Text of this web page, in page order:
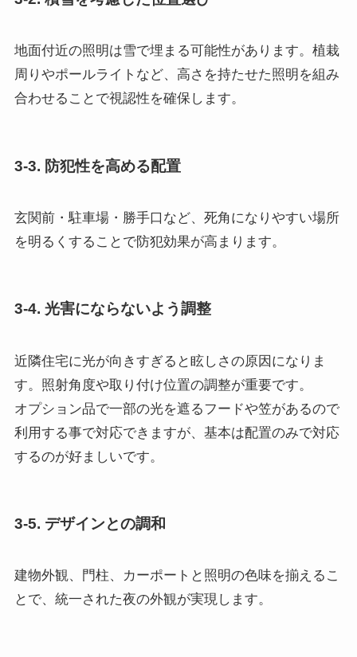
地面付近の照明は雪で埋まる可能性があります。植栽
周りやポールライトなど、高さを持たせた照明を組み
合わせることで視認性を確保します。
3-3. 防犯性を高める配置
玄関前・駐車場・勝手口など、死角になりやすい場所
を明るくすることで防犯効果が高まります。
3-4. 光害にならないよう調整
近隣住宅に光が向きすぎると眩しさの原因になりま
す。照射角度や取り付け位置の調整が重要です。
オプション品で一部の光を遮るフードや笠があるので
利用する事で対応できますが、基本は配置のみで対応
するのが好ましいです。
3-5. デザインとの調和
建物外観、門柱、カーポートと照明の色味を揃えるこ
とで、統一された夜の外観が実現します。